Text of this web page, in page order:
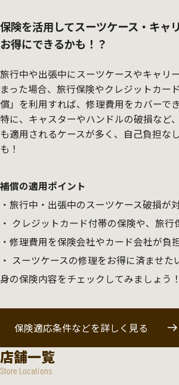
保険を活用してスーツケース・キャ
お得にできるかも！？
旅行中や出張中にスーツケースやキャリ
まった場合、旅行保険やクレジットカー
償」を利用すれば、修理費用をカバーで
特に、キャスターやハンドルの破損など
も適用されるケースが多く、自己負担な
も！
補償の適用ポイント
旅行中・出張中のスーツケース破損が
クレジットカード付帯の保険や、旅行
修理費用を保険会社やカード会社が負
スーツケースの修理をお得に済ませた
身の保険内容をチェックしてみましょう！
保険適応条件などを詳しく見る
店舗一覧
Store Locations